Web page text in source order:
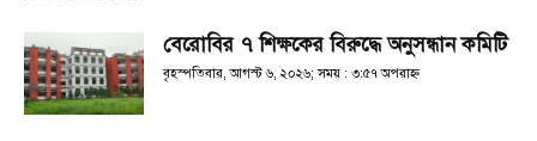
বেরোবির ৭ শিক্ষকের বিরুদ্ধে অনুসন্ধান কমিটি
বৃহস্পতিবার, আগস্ট ৬, ২০২৬; সময় : ৩:৫৭ অপরাহ্ণ